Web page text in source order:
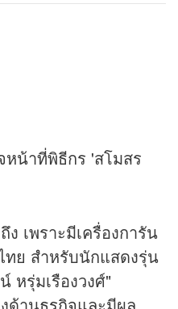
น้าที่พิธีกร 'สโมสร
เพราะมีเครื่องการัน
ทย สำหรับนักแสดงรุ่น
หรุ่มเรืองวงศ์"